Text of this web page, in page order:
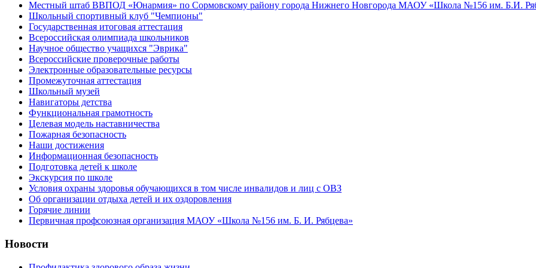
Местный штаб ВВПОД «Юнармия» по Сормовскому району города Нижнего Новгорода МАОУ «Школа №156 им. Б.И.
Школьный спортивный клуб "Чемпионы"
Государственная итоговая аттестация
Всероссийская олимпиада школьников
Научное общество учащихся "Эврика"
Всероссийские проверочные работы
Электронные образовательные ресурсы
Промежуточная аттестация
Школьный музей
Навигаторы детства
Функциональная грамотность
Целевая модель наставничества
Пожарная безопасность
Наши достижения
Информационная безопасность
Подготовка детей к школе
Экскурсия по школе
Условия охраны здоровья обучающихся в том числе инвалидов и лиц с ОВЗ
Об организации отдыха детей и их оздоровления
Горячие линии
Первичная профсоюзная организация МАОУ «Школа №156 им. Б. И. Рябцева»
Новости